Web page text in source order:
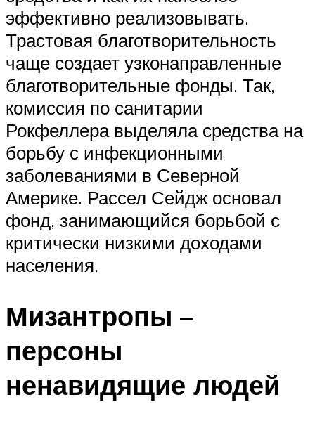
эффективно реализовывать.
Трастовая благотворительность
чаще создает узконаправленные
благотворительные фонды. Так,
комиссия по санитарии
Рокфеллера выделяла средства на
борьбу с инфекционными
заболеваниями в Северной
Америке. Рассел Сейдж основал
фонд, занимающийся борьбой с
критически низкими доходами
населения.
Мизантропы –
персоны
ненавидящие людей